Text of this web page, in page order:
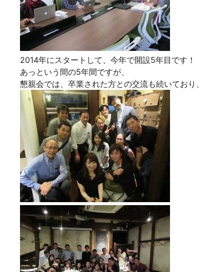
2014年にスタートして、今年で開設5年目です！
あっという間の5年間ですが、
懇親会では、卒業された方との交流も続いており、